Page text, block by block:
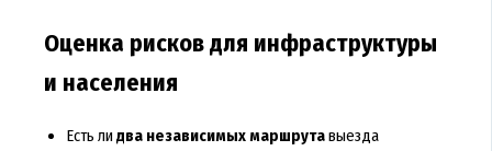
Оценка рисков для инфраструктуры
и населения
Есть лидва независимых маршрутавыезда